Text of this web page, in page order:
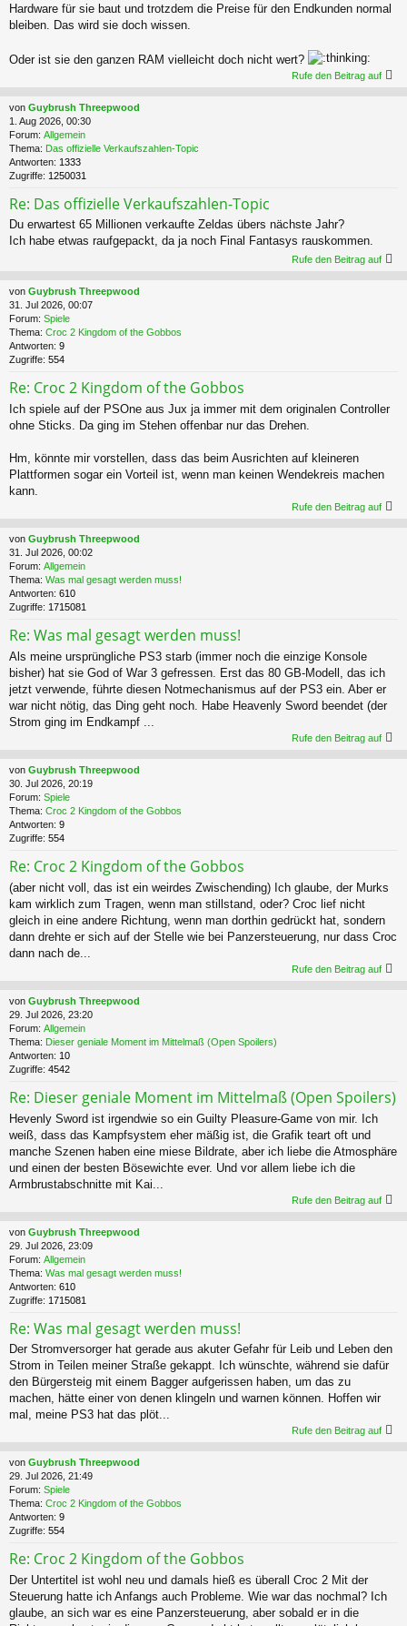
Hardware für sie baut und trotzdem die Preise für den Endkunden normal
bleiben. Das wird sie doch wissen.
Oder ist sie den ganzen RAM vielleicht doch nicht wert?
Rufe den Beitrag auf
von Guybrush Threepwood
1. Aug 2026, 00:30
Forum: Allgemein
Thema: Das offizielle Verkaufszahlen-Topic
Antworten: 1333
Zugriffe: 1250031
Re: Das offizielle Verkaufszahlen-Topic
Du erwartest 65 Millionen verkaufte Zeldas übers nächste Jahr?
Ich habe etwas raufgepackt, da ja noch Final Fantasys rauskommen.
Rufe den Beitrag auf
von Guybrush Threepwood
31. Jul 2026, 00:07
Forum: Spiele
Thema: Croc 2 Kingdom of the Gobbos
Antworten: 9
Zugriffe: 554
Re: Croc 2 Kingdom of the Gobbos
Ich spiele auf der PSOne aus Jux ja immer mit dem originalen Controller
ohne Sticks. Da ging im Stehen offenbar nur das Drehen.
Hm, könnte mir vorstellen, dass das beim Ausrichten auf kleineren
Plattformen sogar ein Vorteil ist, wenn man keinen Wendekreis machen
kann.
Rufe den Beitrag auf
von Guybrush Threepwood
31. Jul 2026, 00:02
Forum: Allgemein
Thema: Was mal gesagt werden muss!
Antworten: 610
Zugriffe: 1715081
Re: Was mal gesagt werden muss!
Als meine ursprüngliche PS3 starb (immer noch die einzige Konsole
bisher) hat sie God of War 3 gefressen. Erst das 80 GB-Modell, das ich
jetzt verwende, führte diesen Notmechanismus auf der PS3 ein. Aber er
war nicht nötig, das Ding geht noch. Habe Heavenly Sword beendet (der
Strom ging im Endkampf ...
Rufe den Beitrag auf
von Guybrush Threepwood
30. Jul 2026, 20:19
Forum: Spiele
Thema: Croc 2 Kingdom of the Gobbos
Antworten: 9
Zugriffe: 554
Re: Croc 2 Kingdom of the Gobbos
(aber nicht voll, das ist ein weirdes Zwischending) Ich glaube, der Murks
kam wirklich zum Tragen, wenn man stillstand, oder? Croc lief nicht
gleich in eine andere Richtung, wenn man dorthin gedrückt hat, sondern
dann drehte er sich auf der Stelle wie bei Panzersteuerung, nur dass Croc
dann nach de...
Rufe den Beitrag auf
von Guybrush Threepwood
29. Jul 2026, 23:20
Forum: Allgemein
Thema: Dieser geniale Moment im Mittelmaß (Open Spoilers)
Antworten: 10
Zugriffe: 4542
Re: Dieser geniale Moment im Mittelmaß (Open Spoilers)
Hevenly Sword ist irgendwie so ein Guilty Pleasure-Game von mir. Ich
weiß, dass das Kampfsystem eher mäßig ist, die Grafik teart oft und
manche Szenen haben eine miese Bildrate, aber ich liebe die Atmosphäre
und einen der besten Bösewichte ever. Und vor allem liebe ich die
Armbrustabschnitte mit Kai...
Rufe den Beitrag auf
von Guybrush Threepwood
29. Jul 2026, 23:09
Forum: Allgemein
Thema: Was mal gesagt werden muss!
Antworten: 610
Zugriffe: 1715081
Re: Was mal gesagt werden muss!
Der Stromversorger hat gerade aus akuter Gefahr für Leib und Leben den
Strom in Teilen meiner Straße gekappt. Ich wünschte, während sie dafür
den Bürgersteig mit einem Bagger aufgerissen haben, um das zu
machen, hätte einer von denen klingeln und warnen können. Hoffen wir
mal, meine PS3 hat das plöt...
Rufe den Beitrag auf
von Guybrush Threepwood
29. Jul 2026, 21:49
Forum: Spiele
Thema: Croc 2 Kingdom of the Gobbos
Antworten: 9
Zugriffe: 554
Re: Croc 2 Kingdom of the Gobbos
Der Untertitel ist wohl neu und damals hieß es überall Croc 2 Mit der
Steuerung hatte ich Anfangs auch Probleme. Wie war das nochmal? Ich
glaube, an sich war es eine Panzersteuerung, aber sobald er in die